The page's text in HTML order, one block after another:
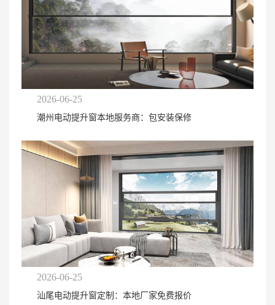
2026-06-25
潮州电动提升窗本地服务商：包安装保修
2026-06-25
汕尾电动提升窗定制：本地厂家免费报价